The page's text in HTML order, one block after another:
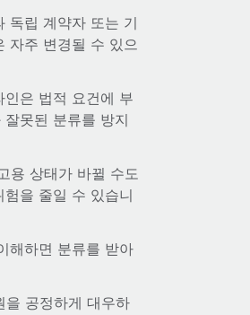
독립 계약자 또는 기
자주 변경될 수 있으
은 법적 요건에 부
못된 분류를 방지
용 상태가 바뀔 수도
을 줄일 수 있습니
해하면 분류를 받아
을 공정하게 대우하